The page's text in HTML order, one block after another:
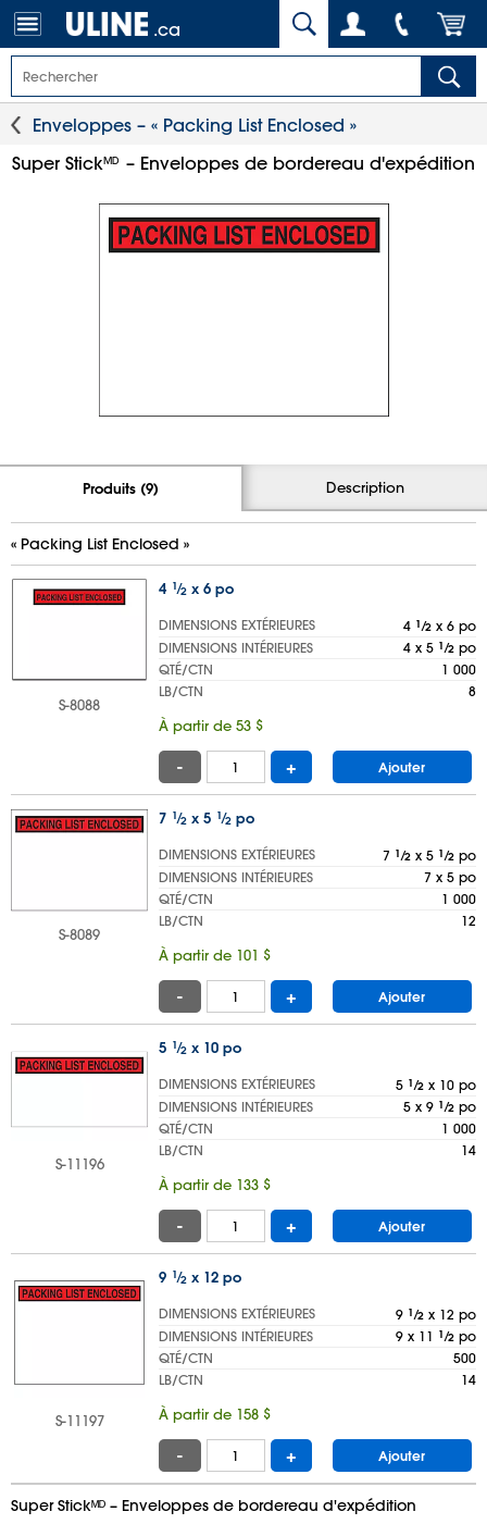
.ca
Enveloppes – « Packing List Enclosed »
Super StickMD – Enveloppes de bordereau d'expédition
Produits (9) Description
« Packing List Enclosed »
S-8088
4 1⁄2 x 6 po
DIMENSIONS EXTÉRIEURES 4 1 ⁄2 x 6 po
DIMENSIONS INTÉRIEURES
4 x 5 1 ⁄2 po
QTÉ/CTN
1 000
LB/CTN
8
À partir de 53 $
- + Ajouter
S-8089
7 1⁄2 x 5 1⁄2 po
DIMENSIONS EXTÉRIEURES 7 1 ⁄2 x 5 1 ⁄2 po
DIMENSIONS INTÉRIEURES
7 x 5 po
QTÉ/CTN
1 000
LB/CTN
12
À partir de 101 $
- + Ajouter
S-11196
5 1⁄2 x 10 po
DIMENSIONS EXTÉRIEURES 5 1 ⁄2 x 10 po
DIMENSIONS INTÉRIEURES
5 x 9 1 ⁄2 po
QTÉ/CTN
1 000
LB/CTN
14
À partir de 133 $
- + Ajouter
S-11197
9 1⁄2 x 12 po
DIMENSIONS EXTÉRIEURES 9 1 ⁄2 x 12 po
DIMENSIONS INTÉRIEURES
9 x 11 1 ⁄2 po
QTÉ/CTN
500
LB/CTN
14
À partir de 158 $
- + Ajouter
Super Stickᴹᴰ – Enveloppes de bordereau d'expédition